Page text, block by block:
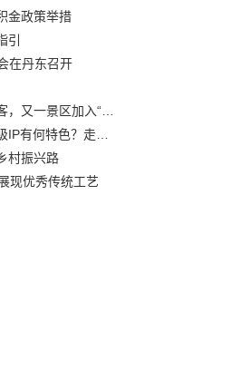
金政策举措
引
在丹东召开
“38+1”！沈阳文旅听劝、宠客，又一景区加入“东北超”优惠名单！
全国首个跨省区城市足球超级IP有何特色？走进沈阳现场去看看
村振兴路
现优秀传统工艺